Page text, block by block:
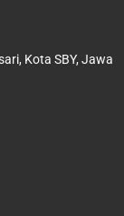
Kota SBY, Jawa